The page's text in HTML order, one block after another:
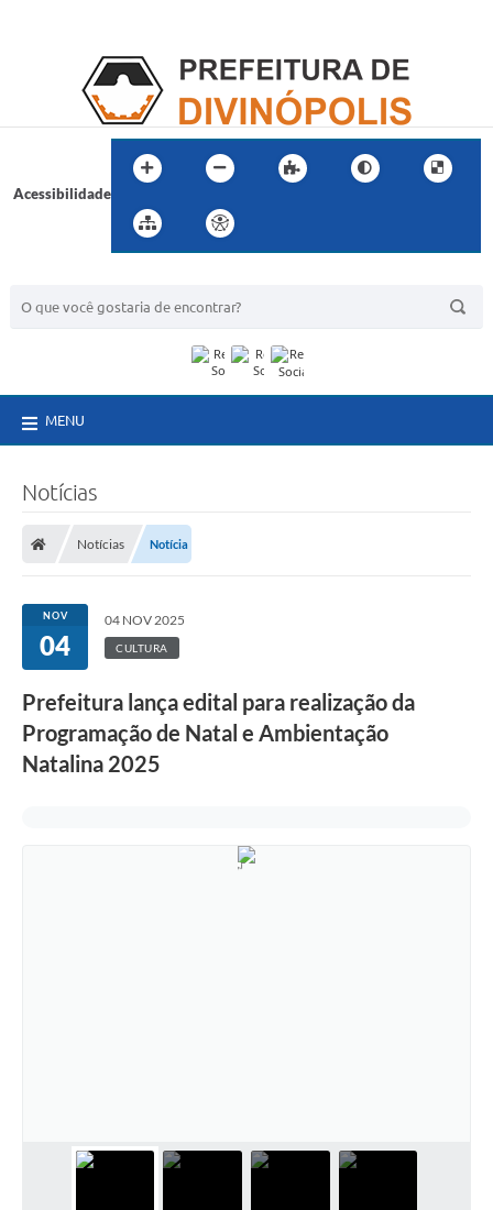
Acessibilidade
MENU
Notícias
Notícias Notícia
NOV
04
04 NOV 2025
CULTURA
Prefeitura lança edital para realização da
Programação de Natal e Ambientação
Natalina 2025